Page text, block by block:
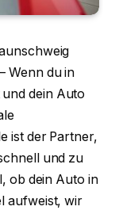
Wenn du in
dein Auto
ist der Partner,
und zu
ob dein Auto in
aufweist, wir